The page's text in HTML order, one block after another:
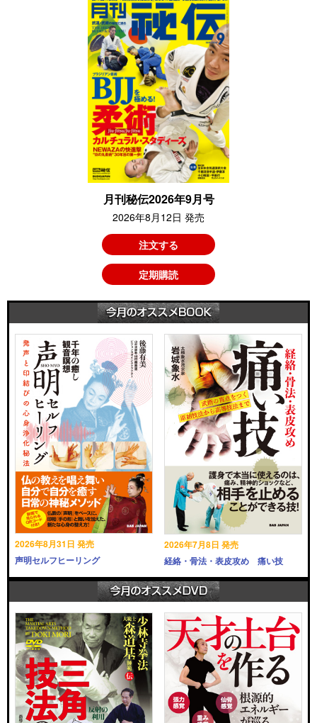
月刊秘伝2026年9月号
2026年8月12日 発売
注文する
定期購読
2026年8月31日 発売
声明セルフヒーリング
2026年7月8日 発売
経絡・骨法・表皮攻め 痛い技